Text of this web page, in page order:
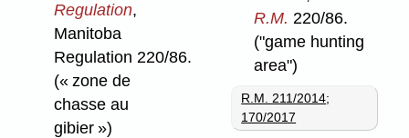
Regulation,
Manitoba
Regulation 220/86.
(« zone de
chasse au
gibier »)
R.M. 220/86.
("game hunting
area")
R.M. 211/2014;
170/2017